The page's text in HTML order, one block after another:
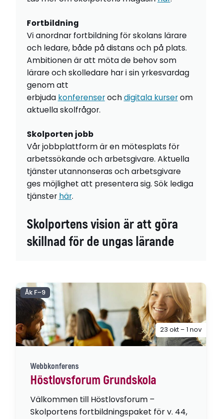
Fortbildning
Vi anordnar fortbildning för skolans lärare
och ledare, både på distans och på plats.
Ambitionen är att möta de behov som
lärare och skolledare har i sin yrkesvardag
genom att
erbjuda konferenserochdigitala kurserom
aktuella skolfrågor.
Skolporten jobb
Vår jobbplattform är en mötesplats för
arbetssökande och arbetsgivare. Aktuella
tjänster utannonseras och arbetsgivare
ges möjlighet att presentera sig. Sök lediga
tjänster här.
Skolportens vision är att göra
skillnad för de ungas lärande
Webbkonferens
Höstlovsforum Grundskola
Välkommen till Höstlovsforum –
Skolportens fortbildningspaket för v. 44,
Åk F–9
23 okt – 1 nov